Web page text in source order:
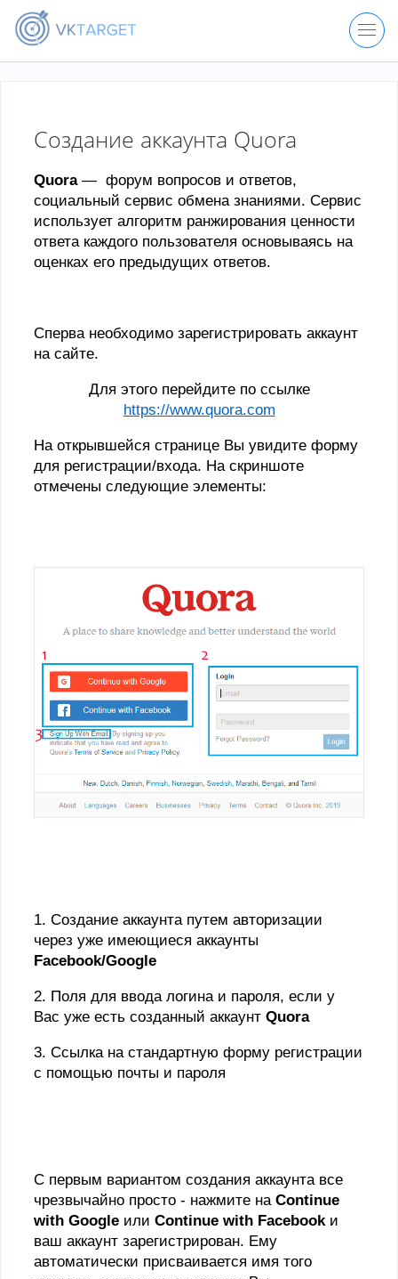
ВХОД
Создание аккаунта Quora
Quora — форум вопросов и ответов,
социальный сервис обмена знаниями. Сервис
использует алгоритм ранжирования ценности
ответа каждого пользователя основываясь на
оценках его предыдущих ответов.
Сперва необходимо зарегистрировать аккаунт
на сайте.
Для этого перейдите по ссылке
https://www.quora.com
На открывшейся странице Вы увидите форму
для регистрации/входа. На скриншоте
отмечены следующие элементы:
1. Создание аккаунта путем авторизации
через уже имеющиеся аккаунты
Facebook/Google
2. Поля для ввода логина и пароля, если у
Вас уже есть созданный аккаунт Quora
3. Ссылка на стандартную форму регистрации
с помощью почты и пароля
С первым вариантом создания аккаунта все
чрезвычайно просто - нажмите на Continue
with Google или Continue with Facebookи
ваш аккаунт зарегистрирован. Ему
автоматически присваивается имя того